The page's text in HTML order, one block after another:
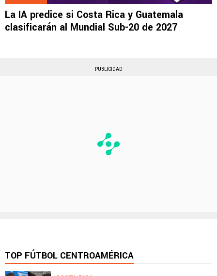
La IA predice si Costa Rica y Guatemala
clasificarán al Mundial Sub-20 de 2027
PUBLICIDAD
TOP FÚTBOL CENTROAMÉRICA